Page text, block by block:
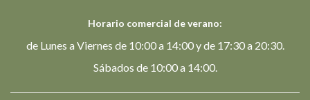
Horario comercial de verano:
de Lunes a Viernes de 10:00 a 14:00 y de 17:30 a 20:30.
Sábados de 10:00 a 14:00.